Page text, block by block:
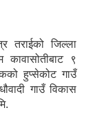
तराईको जिल्ला
कावासोतीबाट ९
हुप्सेकोट गाउँ
गाउँ विकास